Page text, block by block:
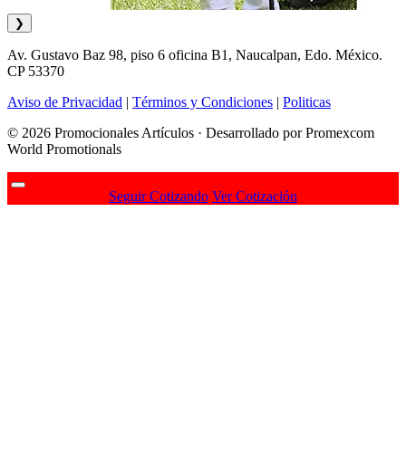
❯
Av. Gustavo Baz 98, piso 6 oficina B1, Naucalpan, Edo. México.
CP 53370
Aviso de Privacidad | Términos y Condiciones | Politicas
© 2026 Promocionales Artículos · Desarrollado por Promexcom
World Promotionals
Seguir Cotizando Ver Cotización